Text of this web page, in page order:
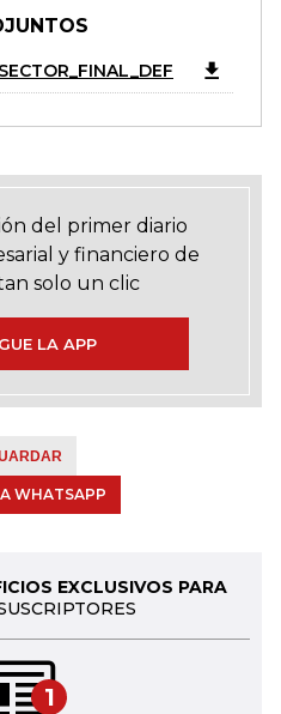
del primer diario
y financiero de
solo un clic
LA APP
WHATSAPP
EXCLUSIVOS PARA
1